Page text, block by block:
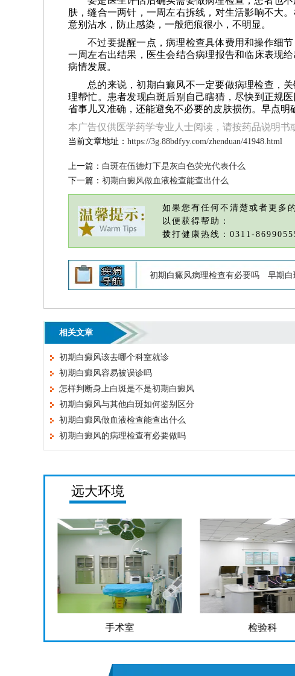
肤，缝合一两针，一周左右拆线，对生活影响不大
意别沾水，防止感染，一般疤痕很小，不明显。
不过要提醒一点，病理检查具体费用和操作细
一周左右出结果，医生会结合病理报告和临床表现
病情发展。
总的来说，初期白癜风不一定要做病理检查，
理帮忙。患者发现白斑后别自己瞎猜，尽快到正规
省事儿又准确，还能避免不必要的皮肤损伤。早点明
本广告仅供医学药学专业人士阅读，请按药品说明书
当前文章地址： https://3g.88bdfyy.com/zhenduan/41948.html
上一篇： 白斑在伍德灯下是灰白色荧光代表什么
下一篇： 初期白癜风做血液检查能查出什么
如果您有任何不清楚或者更多
以便获得帮助：
拨打健康热线：0311-
初期白癜风病理检查有必要吗 早期
相关文章
初期白癜风该去哪个科室就诊
初期白癜风容易被误诊吗
怎样判断身上白斑是不是初期白癜风
初期白癜风与其他白斑如何鉴别区分
初期白癜风做血液检查能查出什么
初期白癜风的病理检查有必要做吗
远大环境
检验科 药房